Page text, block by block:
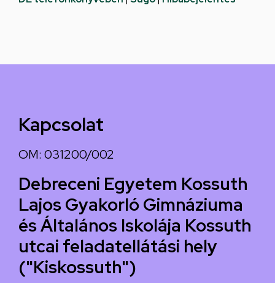
Kapcsolat
OM: 031200/002
Debreceni Egyetem Kossuth
Lajos Gyakorló Gimnáziuma
és Általános Iskolája Kossuth
utcai feladatellátási hely
("Kiskossuth")